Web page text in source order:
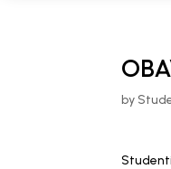
by